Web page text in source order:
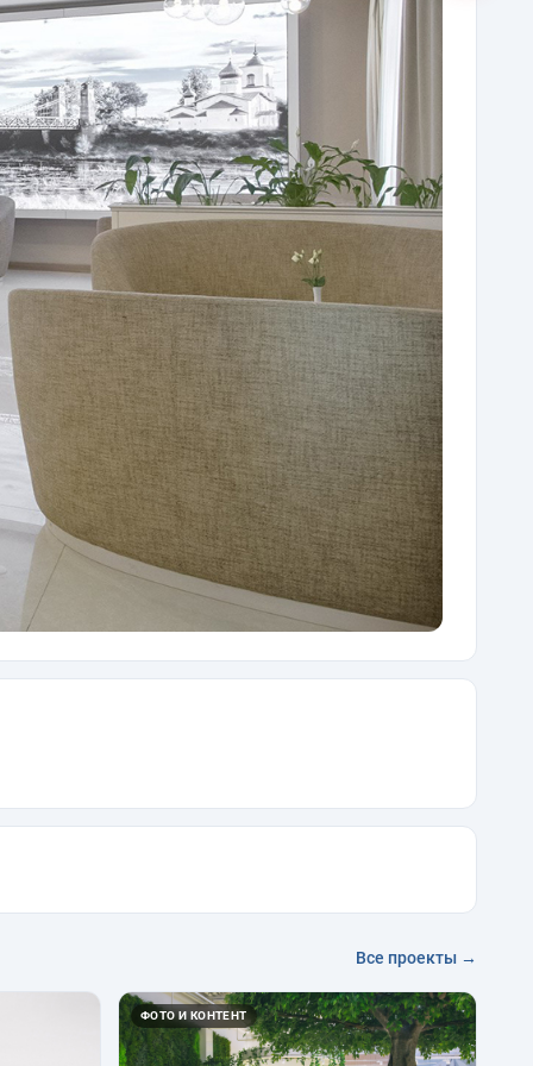
Все проекты →
ФОТО И КОНТЕНТ